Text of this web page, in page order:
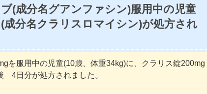
(成分名グアンファシン)服用中の児童
成分名クラリスロマイシン)が処方され
を服用中の児童(10歳、体重34kg)に、クラリス錠200mg
4日分が処方されました。